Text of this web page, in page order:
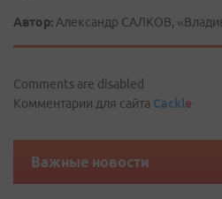
Автор: Александр САЛКОВ,
Comments are disabled
Комментарии для сайта Cackle
Важные новости